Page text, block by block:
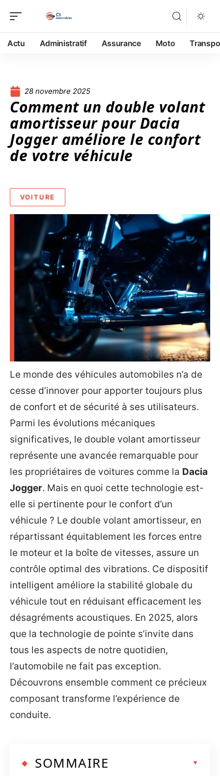
Actu Administratif Assurance Moto
28 novembre 2025
Comment un double volant
amortisseur pour Dacia
Jogger améliore le confort
de votre véhicule
VOITURE
Le monde des véhicules automobiles n’a de
cesse d’innover pour apporter toujours plus
de confort et de sécurité à ses utilisateurs.
Parmi les évolutions mécaniques
significatives, le double volant amortisseur
représente une avancée remarquable pour
les propriétaires de voitures comme la Dacia
Jogger. Mais en quoi cette technologie est-
elle si pertinente pour le confort d’un
véhicule ? Le double volant amortisseur, en
répartissant équitablement les forces entre
le moteur et la boîte de vitesses, assure un
contrôle optimal des vibrations. Ce dispositif
intelligent améliore la stabilité globale du
véhicule tout en réduisant efficacement les
désagréments acoustiques. En 2025, alors
que la technologie de pointe s’invite dans
tous les aspects de notre quotidien,
l’automobile ne fait pas exception.
Découvrons ensemble comment ce précieux
composant transforme l’expérience de
conduite.
SOMMAIRE